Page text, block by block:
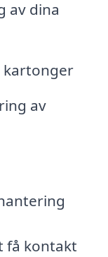
av dina
kartonger
av
få kontakt